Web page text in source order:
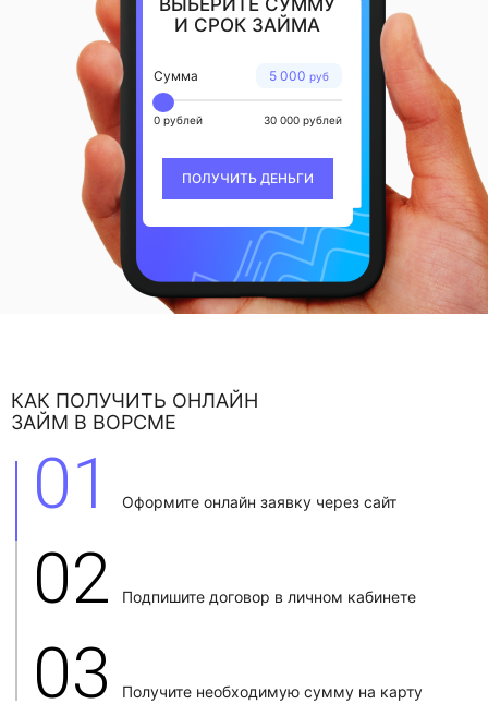
ВЫБЕРИТЕ СУММУ
И СРОК ЗАЙМА
5 000 руб
Сумма
0 рублей 30 000 рублей
ПОЛУЧИТЬ ДЕНЬГИ
КАК ПОЛУЧИТЬ ОНЛАЙН
ЗАЙМ В ВОРСМЕ
01 Оформите онлайн заявку через сайт
02 Подпишите договор в личном кабинете
03 Получите необходимую сумму на карту